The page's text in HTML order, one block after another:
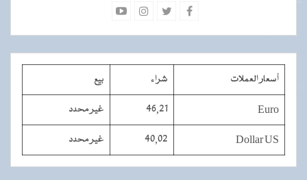
أسعار العملات شراء بيع
Euro
46,21 غير محدد
Dollar US
40,02 غير محدد